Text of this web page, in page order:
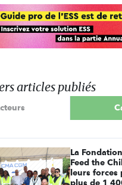
articles publiés
La
Feed the
leurs
plus de 1